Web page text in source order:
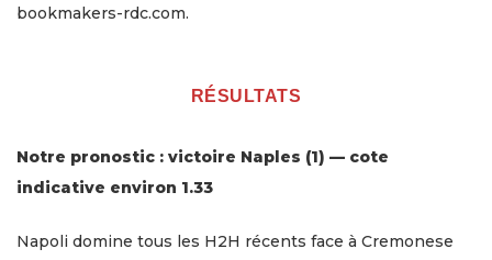
bookmakers-rdc.com.
RÉSULTATS
Notre pronostic : victoire Naples (1) — cote
indicative environ 1.33
Napoli domine tous les H2H récents face à Cremonese